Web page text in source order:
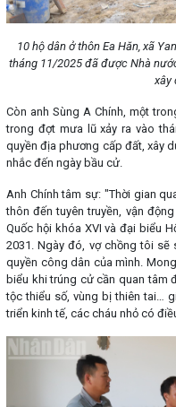
10 hộ dân ở thôn Ea Hăn, xã
tháng 11/2025 đã được Nhà
xây
Còn anh Sùng A Chính, một
trong đợt mưa lũ xảy ra vào
quyền địa phương cấp đất, xây
nhắc đến ngày bầu cử.
Anh Chính tâm sự: "Thời gian
thôn đến tuyên truyền, vận
Quốc hội khóa XVI và đại biểu
2031. Ngày đó, vợ chồng tôi
quyền công dân của mình.
biểu khi trúng cử cần quan tâm
tộc thiểu số, vùng bị thiên tai…
triển kinh tế, các cháu nhỏ có